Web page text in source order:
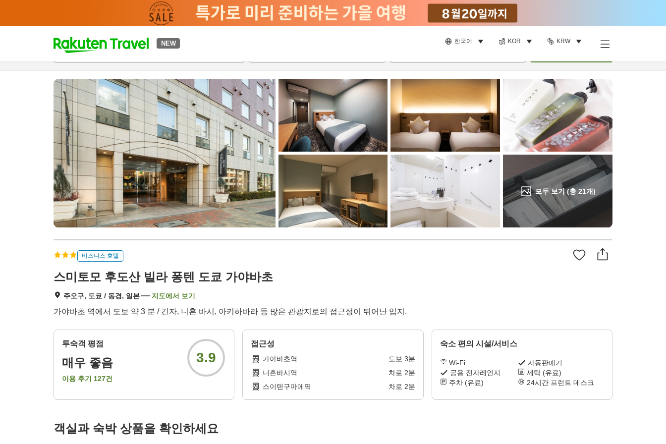
NEW 한국어 KOR KRW
t
p
a
_
a
c
h
모두 보기 (총 21개)
개요객실 & 숙박 상품이용 후기 하이라이트
비즈니스 호텔
스미토모 후도산 빌라 퐁텐 도쿄 가야바초
주오구, 도쿄 / 동경, 일본 지도에서 보기
가야바초 역에서 도보 약 3 분 / 긴자, 니혼 바시, 아키하바라 등 많은 관광지로의 접근성이 뛰어난 입지.
투숙객 평점
매우 좋음
이용 후기 127건
3.9
접근성
가야바초역 도보 3분
니혼바시역
차로 2분
스이텐구마에역
차로 2분
숙소 편의 시설/서비스
Wi-Fi
자동판매기
공용 전자레인지
세탁 (유료)
주차 (유료)
24시간 프런트 데스크
객실과 숙박 상품을 확인하세요